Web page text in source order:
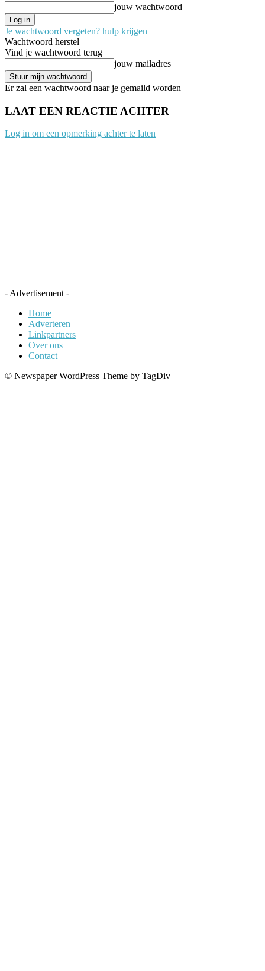
jouw wachtwoord
Je wachtwoord vergeten? hulp krijgen
Wachtwoord herstel
Vind je wachtwoord terug
jouw mailadres
Er zal een wachtwoord naar je gemaild worden
LAAT EEN REACTIE ACHTER
Log in om een opmerking achter te laten
- Advertisement -
Home
Adverteren
Linkpartners
Over ons
Contact
© Newspaper WordPress Theme by TagDiv